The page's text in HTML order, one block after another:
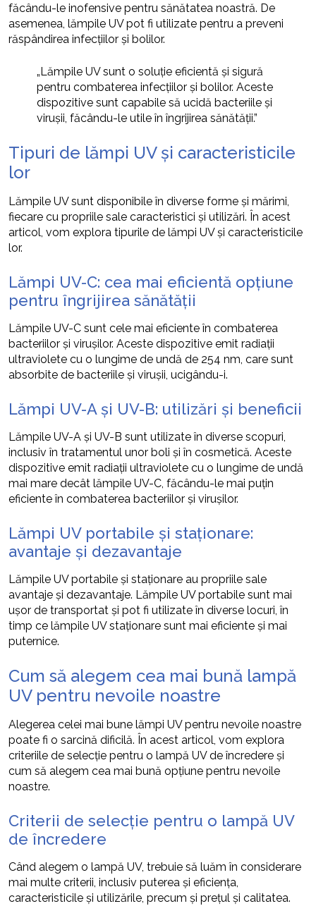
făcându-le inofensive pentru sănătatea noastră. De
asemenea, lămpile UV pot fi utilizate pentru a preveni
răspândirea infecțiilor și bolilor.
„Lămpile UV sunt o soluție eficientă și sigură
pentru combaterea infecțiilor și bolilor. Aceste
dispozitive sunt capabile să ucidă bacteriile și
virușii, făcându-le utile în îngrijirea sănătății.”
Tipuri de lămpi UV și caracteristicile
lor
Lămpile UV sunt disponibile în diverse forme și mărimi,
fiecare cu propriile sale caracteristici și utilizări. În acest
articol, vom explora tipurile de lămpi UV și caracteristicile
lor.
Lămpi UV-C: cea mai eficientă opțiune
pentru îngrijirea sănătății
Lămpile UV-C sunt cele mai eficiente în combaterea
bacteriilor și virușilor. Aceste dispozitive emit radiații
ultraviolete cu o lungime de undă de 254 nm, care sunt
absorbite de bacteriile și virușii, ucigându-i.
Lămpi UV-A și UV-B: utilizări și beneficii
Lămpile UV-A și UV-B sunt utilizate în diverse scopuri,
inclusiv în tratamentul unor boli și în cosmetică. Aceste
dispozitive emit radiații ultraviolete cu o lungime de undă
mai mare decât lămpile UV-C, făcându-le mai puțin
eficiente în combaterea bacteriilor și virușilor.
Lămpi UV portabile și staționare:
avantaje și dezavantaje
Lămpile UV portabile și staționare au propriile sale
avantaje și dezavantaje. Lămpile UV portabile sunt mai
ușor de transportat și pot fi utilizate în diverse locuri, în
timp ce lămpile UV staționare sunt mai eficiente și mai
puternice.
Cum să alegem cea mai bună lampă
UV pentru nevoile noastre
Alegerea celei mai bune lămpi UV pentru nevoile noastre
poate fi o sarcină dificilă. În acest articol, vom explora
criteriile de selecție pentru o lampă UV de încredere și
cum să alegem cea mai bună opțiune pentru nevoile
noastre.
Criterii de selecție pentru o lampă UV
de încredere
Când alegem o lampă UV, trebuie să luăm în considerare
mai multe criterii, inclusiv puterea și eficiența,
caracteristicile și utilizările, precum și prețul și calitatea.